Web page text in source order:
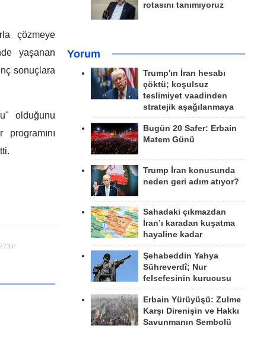
çözmeye
yaşanan
sonuçlara
olduğunu
rotasını tanımıyoruz
Yorum
Trump'ın İran hesabı
çöktü; koşulsuz
teslimiyet vaadinden
stratejik aşağılanmaya
Bugün 20 Safer: Erbain
Matem Günü
Trump İran konusunda
neden geri adım atıyor?
Sahadaki çıkmazdan
İran’ı karadan kuşatma
hayaline kadar
Şehabeddin Yahya
Sühreverdî; Nur
felsefesinin kurucusu
Erbain Yürüyüşü: Zulme
Karşı Direnişin ve Hakkı
Savunmanın Sembolü